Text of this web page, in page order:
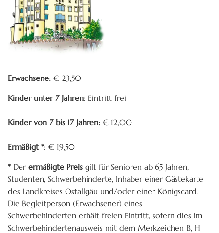
Erwachsene: € 23,50
Kinder unter 7 Jahren: Eintritt frei
Kinder von 7 bis 17 Jahren: € 12,00
Ermäßigt *: € 19,50
* Derermäßigte Preis gilt für Senioren ab 65 Jahren,
Studenten, Schwerbehinderte, Inhaber einer Gästekarte
des Landkreises Ostallgäu und/oder einer Königscard.
Die Begleitperson (Erwachsener) eines
Schwerbehinderten erhält freien Eintritt, sofern dies im
Schwerbehindertenausweis mit dem Merkzeichen B, H